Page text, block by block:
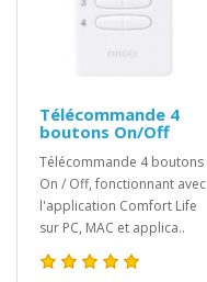
Télécommande 4
boutons On/Off
Télécommande 4 boutons
On / Off, fonctionnant avec
l'application Comfort Life
sur PC, MAC et applica..